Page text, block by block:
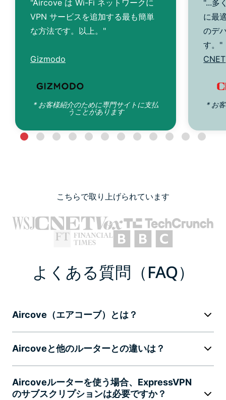
"Aircove は Wi-Fi ネットワークに
VPN サービスを追加する最も簡単
な方法です。以上。"
Gizmodo
* お客様紹介のために専門サイトに支払
うことがあります
"...多
に最
のデ
す。"
CNET
* お
こちらで取り上げられています
よくある質問（FAQ）
Aircove（エアコーブ）とは？
Aircoveと他のルーターとの違いは？
Aircoveルーターを使う場合、ExpressVPN
のサブスクリプションは必要ですか？